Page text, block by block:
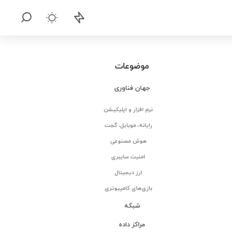
موضوعات
جهان فناوری
نرم افزار و اپلیکیشن
رایانه، موبایل، گجت
هوش مصنوعی
امنیت سایبری
ارز دیجیتال
بازی‌های کامپیوتری
شبکه
مراکز داده